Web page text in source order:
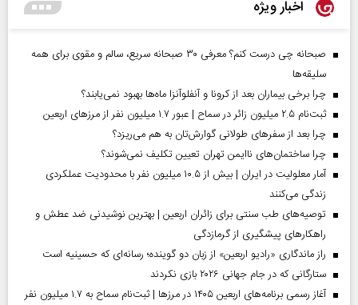
اخبار ویژه
صبحانه چی درست کنم؟ معرفی ۳۰ صبحانه سریع، سالم و مقوی برای همه
سلیقه‌ها
چرا برخی بیماران بعد از کرونا و آنفلوآنزا ماه‌ها بهبود نمی‌یابند؟
ثبت‌نام ۲.۵ میلیون زائر در سماح | عبور ۱.۷ میلیون نفر از مرز‌های اربعین
چرا بعد از سفرهای طولانی گوارش‌تان به هم می‌ریزد؟
چرا ساختمان‌های ناایمن تهران تعیین تکلیف نمی‌شوند؟
آمار معلولیت در ایران | بیش از ۱۰.۵ میلیون نفر با محدودیت عملکردی
زندگی می‌کنند
توصیه‌های طب سنتی برای زائران اربعین | بهترین نوشیدنی ضد عطش و
راهکارهای پیشگیری از گرمازدگی
راز ماندگاری «رادیو اربعین» از زبان دو گوینده؛ رسانه‌ای که حسینیه است
ستارگانی که در جام جهانی ۲۰۲۶ بازی نکردند
آغاز رسمی برنامه‌های اربعین ۱۴۰۵ در مرز‌ها | ثبت‌نام سماح به ۱.۷ میلیون نفر